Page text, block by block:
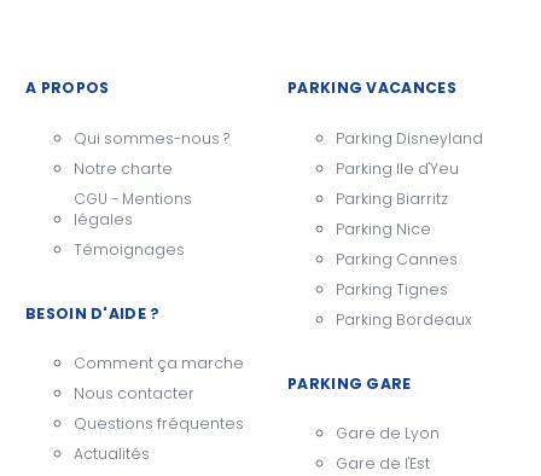
A PROPOS
Qui sommes-nous ?
Notre charte
CGU - Mentions
légales
Témoignages
BESOIN D'AIDE ?
Comment ça marche
Nous contacter
Questions fréquentes
Actualités
PARKING VACANCES
Parking Disneyland
Parking Ile d'Yeu
Parking Biarritz
Parking Nice
Parking Cannes
Parking Tignes
Parking Bordeaux
PARKING GARE
Gare de Lyon
Gare de l'Est